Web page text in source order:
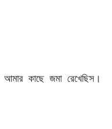
কাছে জমা রেখেছিস।